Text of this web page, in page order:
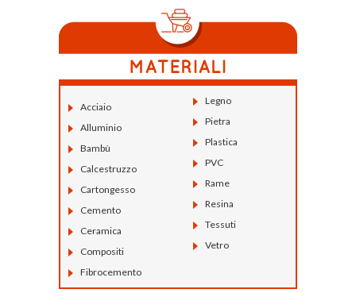
Acciaio
Alluminio
Bambù
Calcestruzzo
Cartongesso
Cemento
Ceramica
Compositi
Fibrocemento
Legno
Pietra
Plastica
PVC
Rame
Resina
Tessuti
Vetro